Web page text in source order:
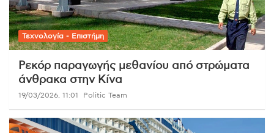
Τεχνολογία - Επιστήμη
Ρεκόρ παραγωγής μεθανίου από στρώματα
άνθρακα στην Κίνα
19/03/2026, 11:01 Politic Team